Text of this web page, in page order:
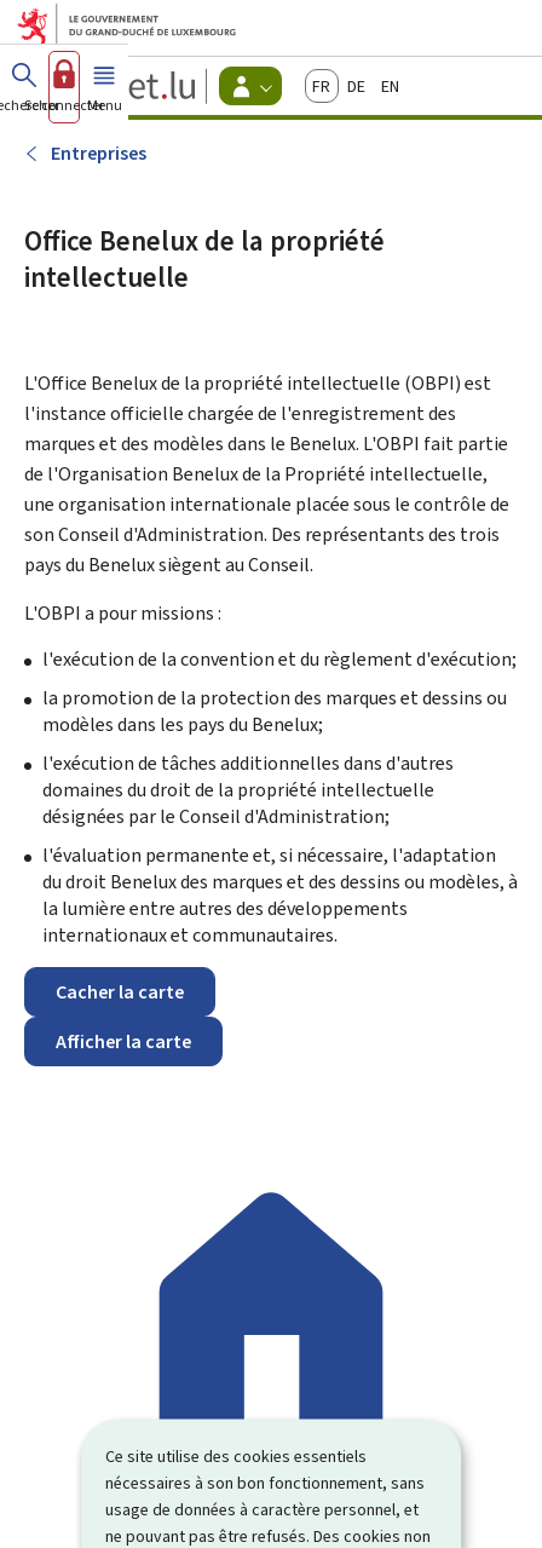
Ce site utilise des cookies essentiels
nécessaires à son bon fonctionnement, sans
usage de données à caractère personnel, et
ne pouvant pas être refusés. Des cookies non
Aller au menu principal
Aller au contenu
Guichet.lu
Changer
d'espace
FrançaisDeutschEnglish
Se connecterMenu principal
Entreprises
Office Benelux de la propriété
intellectuelle
L'Office Benelux de la propriété intellectuelle (OBPI) est
l'instance officielle chargée de l'enregistrement des
marques et des modèles dans le Benelux. L'OBPI fait partie
de l'Organisation Benelux de la Propriété intellectuelle,
une organisation internationale placée sous le contrôle de
son Conseil d'Administration. Des représentants des trois
pays du Benelux siègent au Conseil.
L'OBPI a pour missions :
l'exécution de la convention et du règlement d'exécution;
la promotion de la protection des marques et dessins ou
modèles dans les pays du Benelux;
l'exécution de tâches additionnelles dans d'autres
domaines du droit de la propriété intellectuelle
désignées par le Conseil d'Administration;
l'évaluation permanente et, si nécessaire, l'adaptation
du droit Benelux des marques et des dessins ou modèles, à
la lumière entre autres des développements
internationaux et communautaires.
Cacher la carte
Afficher la carte